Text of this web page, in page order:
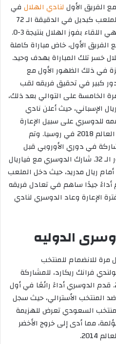
الفريق الأول لنادي الهلال في
مباراتهم ضد النصر، حيث دخل الملعب كبديل في الدقيقة الـ 72
وسجل هدف الهلال الثالث لينتهي اللقاء بفوز الهلال بنتيجة 3-0.
الأول، خاض مباراة كاملة
خسر تلك المباراة بهدف وحيد.
في ذلك الظهور الأول مع
دور كبير في تحقيق فريقه لقب
العهد عام 2012 للمرة الخامسة على التوالي بعد ذلك،
الإسباني، حيث أعلن نادي
21 يناير 2018 عن ضمه للدوسري على سبيل الإعارة
لمدة 6 أشهر، استعدادًا لكأس العالم 2018 في روسيا. وتم
في دوري الأوروبي قبل
مواجهة ليون الفرنسي في دور الـ 32. شارك الدوسري مع فياريال
أمام ريال مدريد، حيث دخل الملعب
جيدًا ساهم في تعادل فريقه
الإعارة وعاد الدوسري لنادي
الدوليه
مرة للانضمام للمنتخب
فرانك ريكارد، للمشاركة
في تصفيات كأس العالم 2014. قدم الدوسري أداءً رائعًا في أول
المنتخب الأسترالي، حيث سجل
السعودي تعرض للهزيمة
المؤلمة، مما أدى إلى خروج الأخضر